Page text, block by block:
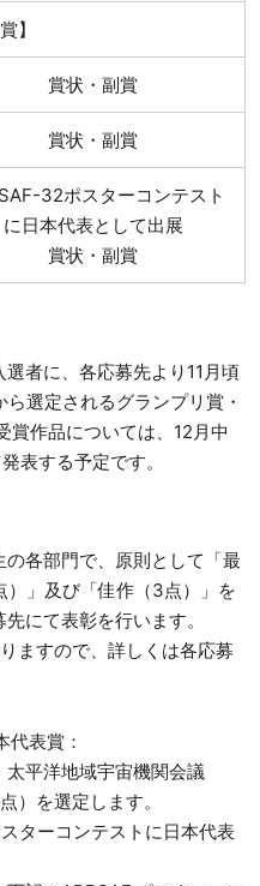
】
賞状・副賞
賞状・副賞
32ポスターコンテスト
に日本代表として出展
賞状・副賞
者に、各応募先より11月頃
選定されるグランプリ賞・
賞作品については、12月中
表する予定です。
各部門で、原則として「最
）」及び「佳作（3点）」を
にて表彰を行います。
ますので、詳しくは各応募
代表賞：
平洋地域宇宙機関会議
）を選定します。
ターコンテストに日本代表